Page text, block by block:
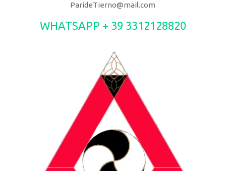
ParideTierno@mail.com
WHATSAPP + 39 3312128820